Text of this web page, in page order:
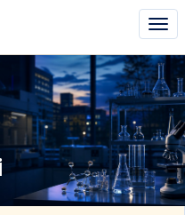
aç/